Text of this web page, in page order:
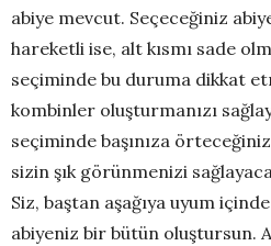
abiye mevcut. Seçeceğiniz
hareketli ise, alt kısmı sade
seçiminde bu duruma dikkat
kombinler oluşturmanızı
seçiminde başınıza
sizin şık görünmenizi
Siz, baştan aşağıya uyum
abiyeniz bir bütün oluştursun.